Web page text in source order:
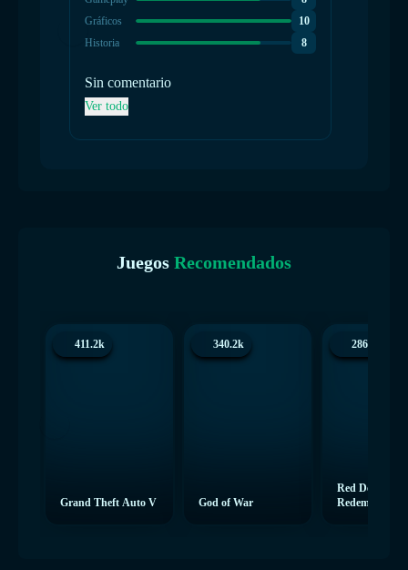
Gráficos
10
Historia
8
Sin comentario
Ver todo
Juegos Recomendados
411.2k
Grand Theft Auto V
340.2k
God of War
286.5k
Red Dead
Redemption 2